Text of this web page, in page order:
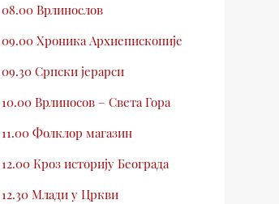
08.00 Врлинослов
09.00 Хроника Архиепископије
09.30 Српски јерарси
10.00 Врлиносов – Света Гора
11.00 Фолклор магазин
12.00 Кроз историју Београда
12.30 Млади у Цркви